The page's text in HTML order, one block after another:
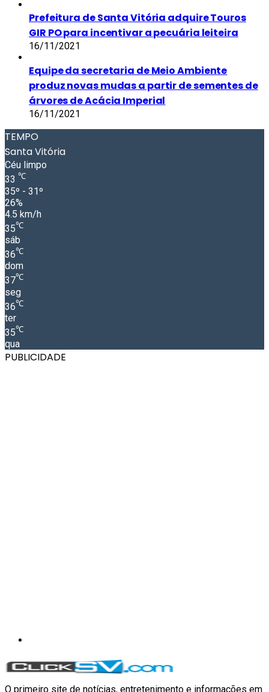
Prefeitura de Santa Vitória adquire Touros
GIR PO para incentivar a pecuária leiteira
16/11/2021
Equipe da secretaria de Meio Ambiente
produz novas mudas a partir de sementes de
árvores de Acácia Imperial
16/11/2021
TEMPO
Santa Vitória
Céu limpo
33 ℃
35º - 31º
26%
4.5 km/h
35℃
sáb
36℃
dom
37℃
seg
36℃
ter
35℃
qua
PUBLICIDADE
O primeiro site de notícias, entretenimento e informações em